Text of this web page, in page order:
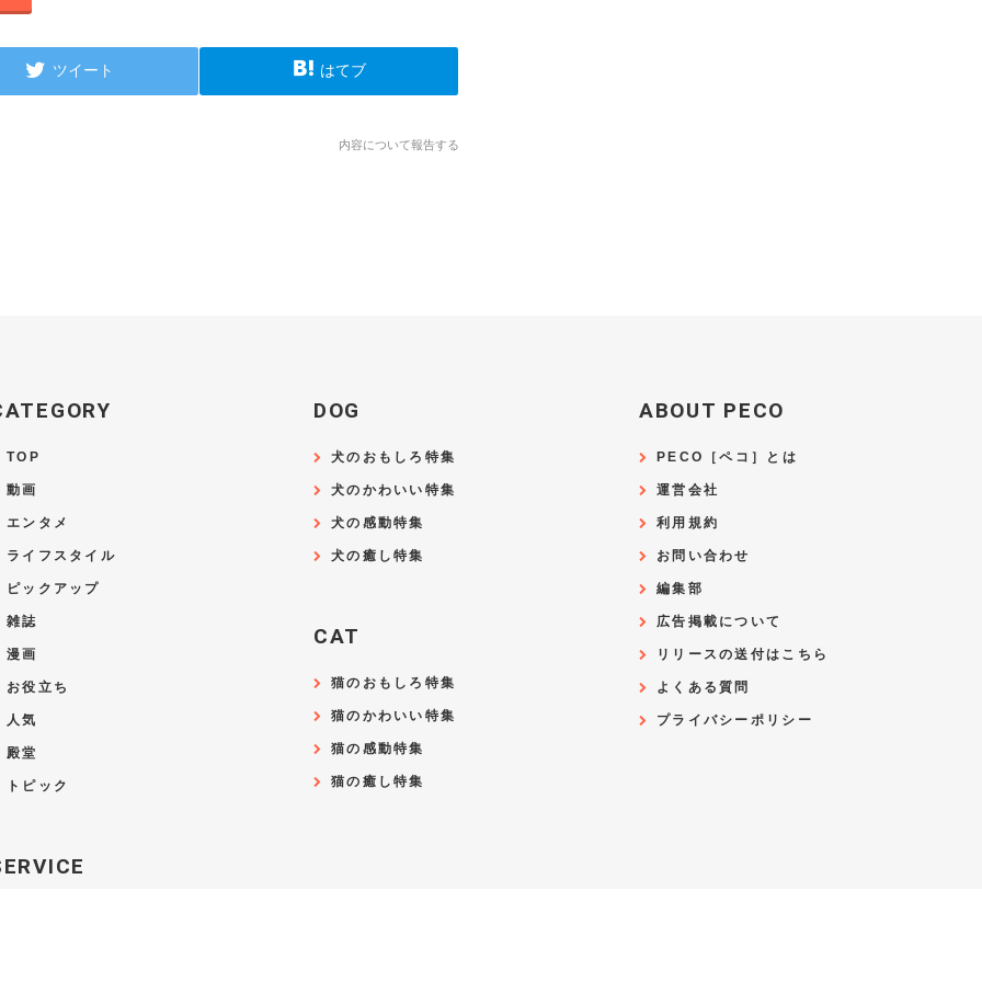
ツイート はてブ
内容について報告する
TOP
動画
エンタメ
ライフスタイル
ピックアップ
雑誌
漫画
お役立ち
人気
殿堂
トピック
DOG
犬のおもしろ特集
犬のかわいい特集
犬の感動特集
犬の癒し特集
CAT
猫のおもしろ特集
猫のかわいい特集
猫の感動特集
猫の癒し特集
ABOUT PECO
PECO［ペコ］とは
運営会社
利用規約
お問い合わせ
編集部
広告掲載について
リリースの送付はこちら
よくある質問
プライバシーポリシー